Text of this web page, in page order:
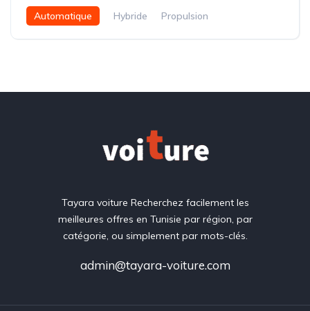
Automatique Hybride Propulsion
Tayara voiture Recherchez facilement les
meilleures offres en Tunisie par région, par
catégorie, ou simplement par mots-clés.
admin@tayara-voiture.com